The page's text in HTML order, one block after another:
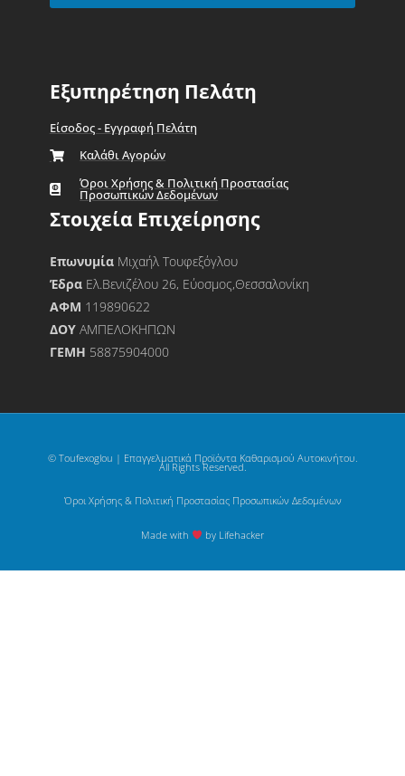
Εξυπηρέτηση Πελάτη
Είσοδος - Εγγραφή Πελάτη
Καλάθι Αγορών
Όροι Χρήσης & Πολιτική Προστασίας
Προσωπικών Δεδομένων
Στοιχεία Επιχείρησης
Επωνυμία Μιχαήλ Τουφεξόγλου
Έδρα Ελ.Βενιζέλου 26, Εύοσμος,Θεσσαλονίκη
ΑΦΜ 119890622
ΔΟΥΑΜΠΕΛΟΚΗΠΩΝ
ΓΕΜΗ 58875904000
© Toufexoglou | Επαγγελματικά Προϊόντα Καθαρισμού Αυτοκινήτου.
All Rights Reserved.
Όροι Χρήσης & Πολιτική Προστασίας Προσωπικών Δεδομένων
Made with by Lifehacker